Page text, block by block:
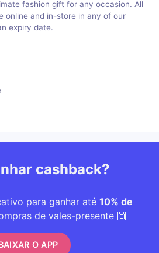
fashion gift for any occasion. All
online and in-store in any of our
expiry date.
cashback?
para ganhar até 10% de
de vales-presente 🙌
O APP